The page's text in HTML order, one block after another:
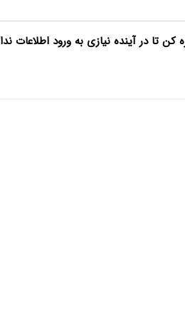
کن تا در آینده نیازی به ورود اطلاعات